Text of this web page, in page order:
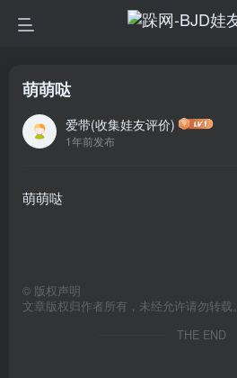
萌萌哒
爱带(收集娃友评价)
1年前发布
萌萌哒
© 版权声明
文章版权归作者所有，未经允许请勿转载。
THE END